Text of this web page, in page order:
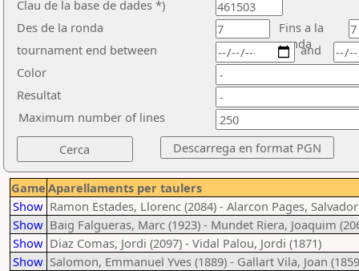
Clau de la base de dades *)
Des de la ronda
Fins a la
ronda
tournament end between
Color
Resultat
and
Maximum number of lines
Game Aparellaments per taulers
Show Ramon Estades, Llorenc (2084) - Alarcon Pages,
Show Baig Falgueras, Marc (1923) - Mundet Riera, Joaquim
Show Diaz Comas, Jordi (2097) - Vidal Palou, Jordi (1871)
Show Salomon, Emmanuel Yves (1889) - Gallart Vila, Joan